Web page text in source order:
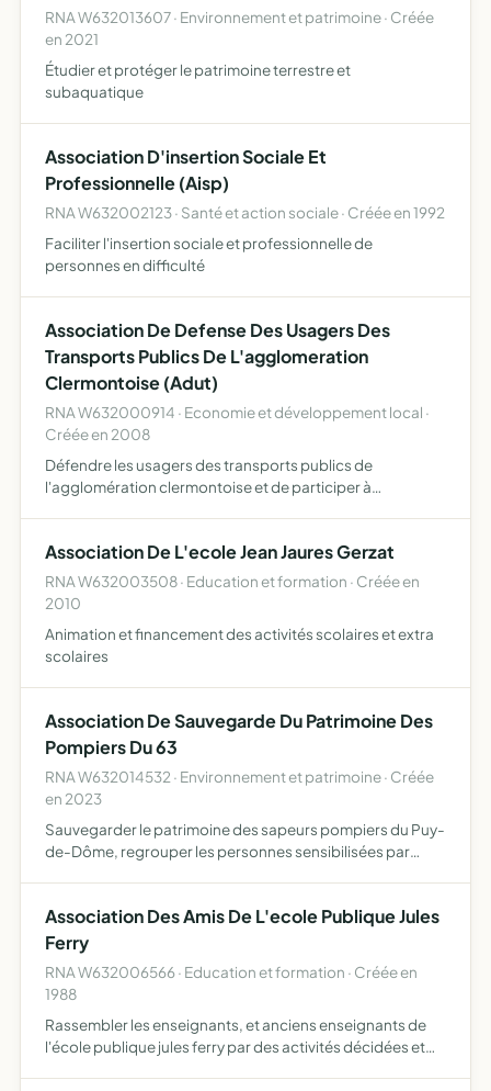
RNA W632013607 · Environnement et patrimoine · Créée
en 2021
Étudier et protéger le patrimoine terrestre et
subaquatique
Association D'insertion Sociale Et
Professionnelle (Aisp)
RNA W632002123 · Santé et action sociale · Créée en 1992
Faciliter l'insertion sociale et professionnelle de
personnes en difficulté
Association De Defense Des Usagers Des
Transports Publics De L'agglomeration
Clermontoise (Adut)
RNA W632000914 · Economie et développement local ·
Créée en 2008
Défendre les usagers des transports publics de
l'agglomération clermontoise et de participer à
Association De L'ecole Jean Jaures Gerzat
RNA W632003508 · Education et formation · Créée en
2010
Animation et financement des activités scolaires et extra
scolaires
Association De Sauvegarde Du Patrimoine Des
Pompiers Du 63
RNA W632014532 · Environnement et patrimoine · Créée
en 2023
Sauvegarder le patrimoine des sapeurs pompiers du Puy-
de-Dôme, regrouper les personnes sensibilisées par
son…
Association Des Amis De L'ecole Publique Jules
Ferry
RNA W632006566 · Education et formation · Créée en
1988
Rassembler les enseignants, et anciens enseignants de
l'école publique jules ferry par des activités décidées et